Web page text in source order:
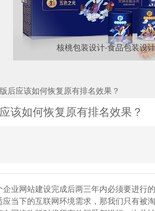
核桃包装设计-食品包装设
后应该如何恢复原有排名效果？
该如何恢复原有排名效果？
业网站建设完成后两三年内必须要进行
当下的互联网环境需求，那我们只有被淘